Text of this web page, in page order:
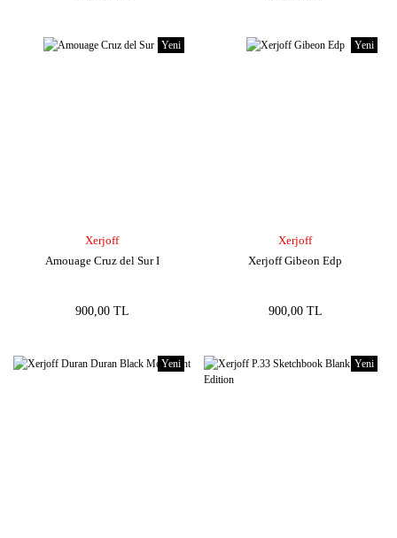
Yeni
Xerjoff
Amouage Cruz del Sur I
900,00 TL
Yeni
Xerjoff
Xerjoff Gibeon Edp
900,00 TL
Yeni Yeni